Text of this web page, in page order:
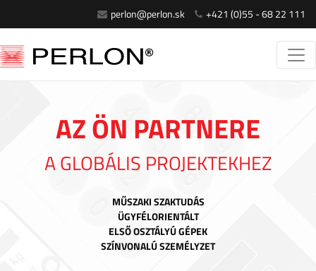
perlon@perlon.sk +421 (0)55 - 68 22 111
AZ ÖN PARTNERE
A GLOBÁLIS PROJEKTEKHEZ
MŰSZAKI SZAKTUDÁS
ÜGYFÉLORIENTÁLT
ELSŐ OSZTÁLYÚ GÉPEK
SZÍNVONALÚ SZEMÉLYZET